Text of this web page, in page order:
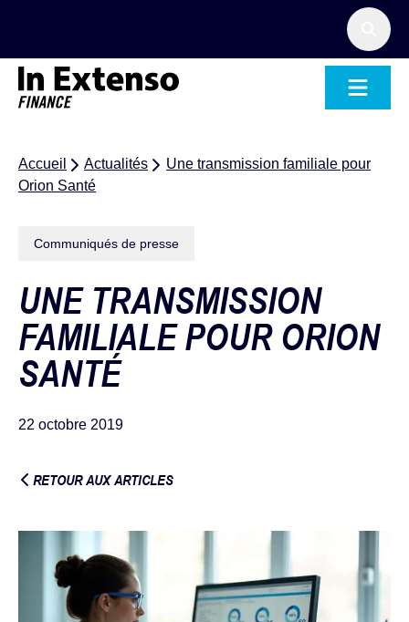
Accueil Actualités
Une transmission familiale pour
Orion Santé
Communiqués de presse
UNE TRANSMISSION
FAMILIALE POUR ORION
SANTÉ
22 octobre 2019
RETOUR AUX ARTICLES